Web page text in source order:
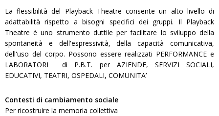
La flessibilità del Playback Theatre consente un alto livello di
adattabilità rispetto a bisogni specifici dei gruppi. Il Playback
Theatre è uno strumento duttile per facilitare lo sviluppo della
spontaneità e dell'espressività, della capacità comunicativa,
dell'uso del corpo. Possono essere realizzati PERFORMANCE e
LABORATORI di P.B.T. per AZIENDE, SERVIZI SOCIALI,
EDUCATIVI, TEATRI, OSPEDALI, COMUNITA’
Contesti di cambiamento sociale
Per ricostruire la memoria collettiva